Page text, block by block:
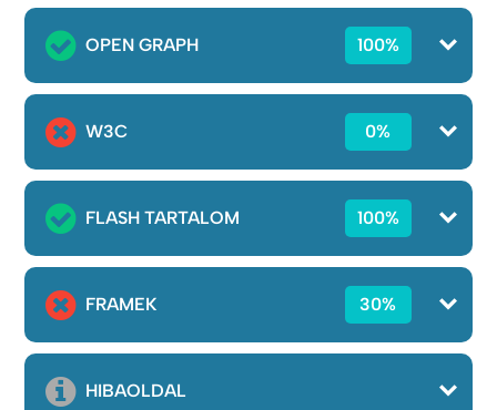
OPEN GRAPH 100%
W3C 0%
FLASH TARTALOM 100%
FRAMEK 30%
HIBAOLDAL